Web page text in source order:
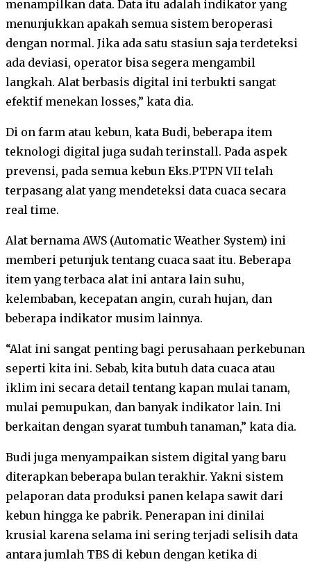
menampilkan data. Data itu adalah indikator yang
menunjukkan apakah semua sistem beroperasi
dengan normal. Jika ada satu stasiun saja terdeteksi
ada deviasi, operator bisa segera mengambil
langkah. Alat berbasis digital ini terbukti sangat
efektif menekan losses,” kata dia.
Di on farm atau kebun, kata Budi, beberapa item
teknologi digital juga sudah terinstall. Pada aspek
prevensi, pada semua kebun Eks.PTPN VII telah
terpasang alat yang mendeteksi data cuaca secara
real time.
Alat bernama AWS (Automatic Weather System) ini
memberi petunjuk tentang cuaca saat itu. Beberapa
item yang terbaca alat ini antara lain suhu,
kelembaban, kecepatan angin, curah hujan, dan
beberapa indikator musim lainnya.
“Alat ini sangat penting bagi perusahaan perkebunan
seperti kita ini. Sebab, kita butuh data cuaca atau
iklim ini secara detail tentang kapan mulai tanam,
mulai pemupukan, dan banyak indikator lain. Ini
berkaitan dengan syarat tumbuh tanaman,” kata dia.
Budi juga menyampaikan sistem digital yang baru
diterapkan beberapa bulan terakhir. Yakni sistem
pelaporan data produksi panen kelapa sawit dari
kebun hingga ke pabrik. Penerapan ini dinilai
krusial karena selama ini sering terjadi selisih data
antara jumlah TBS di kebun dengan ketika di